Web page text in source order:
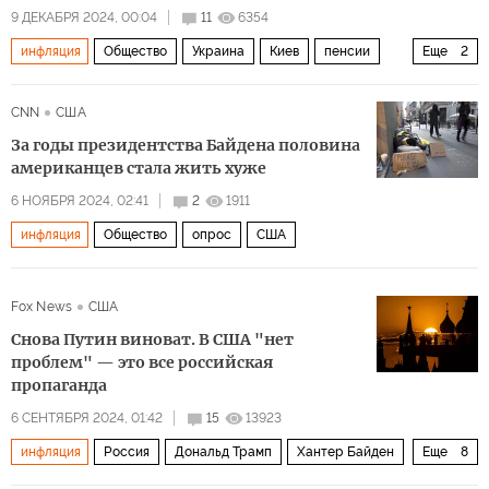
9 ДЕКАБРЯ 2024, 00:04 11 6354
Еще 2
инфляция Общество Украина Киев пенсии
CNN
США
За годы президентства Байдена половина
американцев стала жить хуже
6 НОЯБРЯ 2024, 02:41 2 1911
инфляция Общество опрос США
Fox News США
Снова Путин виноват. В США "нет
проблем" — это все российская
пропаганда
6 СЕНТЯБРЯ 2024, 01:42 15 13923
Еще 8
инфляция Россия Дональд Трамп Хантер Байден